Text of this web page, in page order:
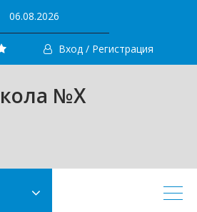
06.08.2026
Вход / Регистрация
№X